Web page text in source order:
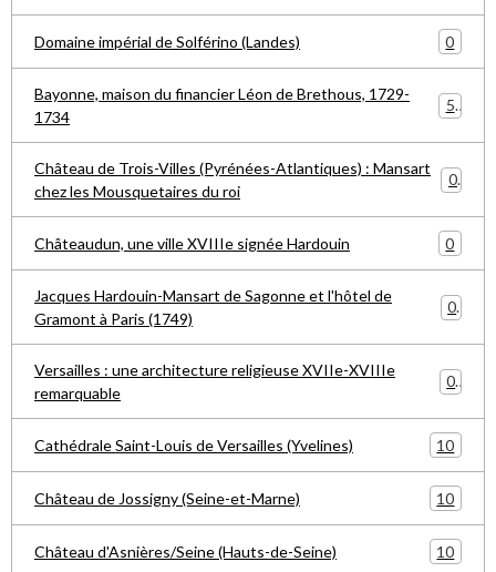
Domaine impérial de Solférino (Landes) 0
Bayonne, maison du financier Léon de Brethous, 1729-
1734
5
Château de Trois-Villes (Pyrénées-Atlantiques) : Mansart
chez les Mousquetaires du roi
0
Châteaudun, une ville XVIIIe signée Hardouin 0
Jacques Hardouin-Mansart de Sagonne et l'hôtel de
Gramont à Paris (1749)
0
Versailles : une architecture religieuse XVIIe-XVIIIe
remarquable
0
Cathédrale Saint-Louis de Versailles (Yvelines) 10
Château de Jossigny (Seine-et-Marne) 10
Château d'Asnières/Seine (Hauts-de-Seine) 10